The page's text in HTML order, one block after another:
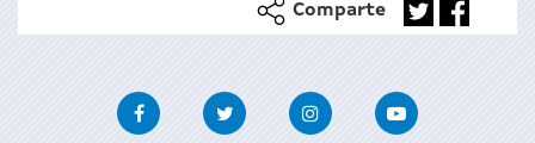
Comparte
FacebookTwitter InstagramYoutube